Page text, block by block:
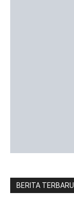
BERITA TERBARU